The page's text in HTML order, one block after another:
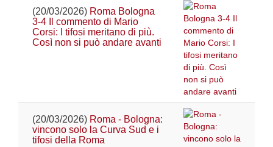
(20/03/2026) Roma Bologna
3-4 Il commento di Mario
Corsi: I tifosi meritano di più.
Così non si può andare avanti
(20/03/2026) Roma - Bologna:
vincono solo la Curva Sud e i
tifosi della Roma